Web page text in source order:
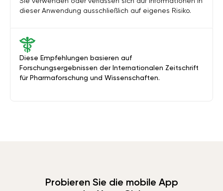
Diese Empfehlungen basieren auf
Forschungsergebnissen der Internationalen Zeitschrift
für Pharmaforschung und Wissenschaften.
dieser Anwendung ausschließlich auf eigenes Risiko.
Probieren Sie die mobile App